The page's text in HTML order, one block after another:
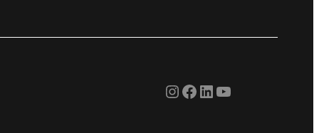
Instagram
Facebook
LinkedIn
YouTube